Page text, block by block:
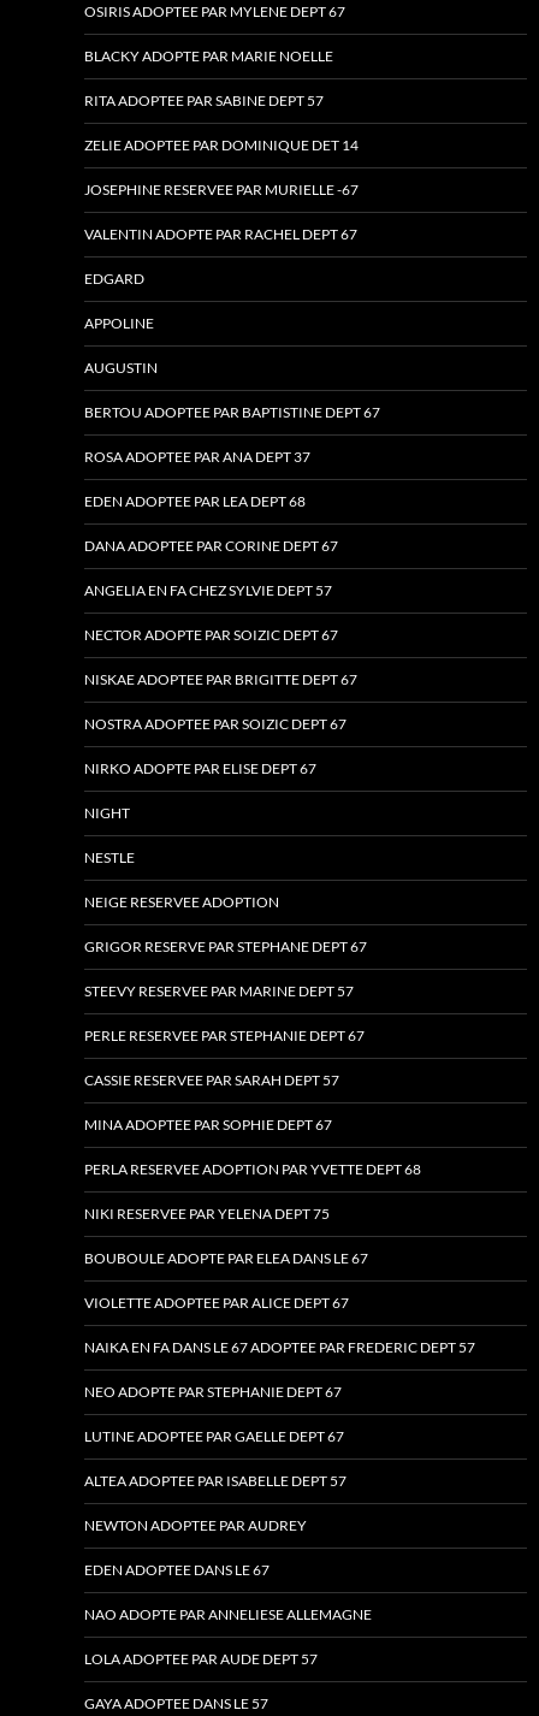
OSIRIS ADOPTEE PAR MYLENE DEPT 67
BLACKY ADOPTE PAR MARIE NOELLE
RITA ADOPTEE PAR SABINE DEPT 57
ZELIE ADOPTEE PAR DOMINIQUE DET 14
JOSEPHINE RESERVEE PAR MURIELLE -67
VALENTIN ADOPTE PAR RACHEL DEPT 67
EDGARD
APPOLINE
AUGUSTIN
BERTOU ADOPTEE PAR BAPTISTINE DEPT 67
ROSA ADOPTEE PAR ANA DEPT 37
EDEN ADOPTEE PAR LEA DEPT 68
DANA ADOPTEE PAR CORINE DEPT 67
ANGELIA EN FA CHEZ SYLVIE DEPT 57
NECTOR ADOPTE PAR SOIZIC DEPT 67
NISKAE ADOPTEE PAR BRIGITTE DEPT 67
NOSTRA ADOPTEE PAR SOIZIC DEPT 67
NIRKO ADOPTE PAR ELISE DEPT 67
NIGHT
NESTLE
NEIGE RESERVEE ADOPTION
GRIGOR RESERVE PAR STEPHANE DEPT 67
STEEVY RESERVEE PAR MARINE DEPT 57
PERLE RESERVEE PAR STEPHANIE DEPT 67
CASSIE RESERVEE PAR SARAH DEPT 57
MINA ADOPTEE PAR SOPHIE DEPT 67
PERLA RESERVEE ADOPTION PAR YVETTE DEPT 68
NIKI RESERVEE PAR YELENA DEPT 75
BOUBOULE ADOPTE PAR ELEA DANS LE 67
VIOLETTE ADOPTEE PAR ALICE DEPT 67
NAIKA EN FA DANS LE 67 ADOPTEE PAR FREDERIC DEPT 57
NEO ADOPTE PAR STEPHANIE DEPT 67
LUTINE ADOPTEE PAR GAELLE DEPT 67
ALTEA ADOPTEE PAR ISABELLE DEPT 57
NEWTON ADOPTEE PAR AUDREY
EDEN ADOPTEE DANS LE 67
NAO ADOPTE PAR ANNELIESE ALLEMAGNE
LOLA ADOPTEE PAR AUDE DEPT 57
GAYA ADOPTEE DANS LE 57